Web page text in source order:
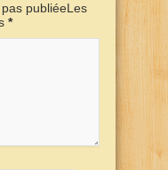
publiéeLes
*